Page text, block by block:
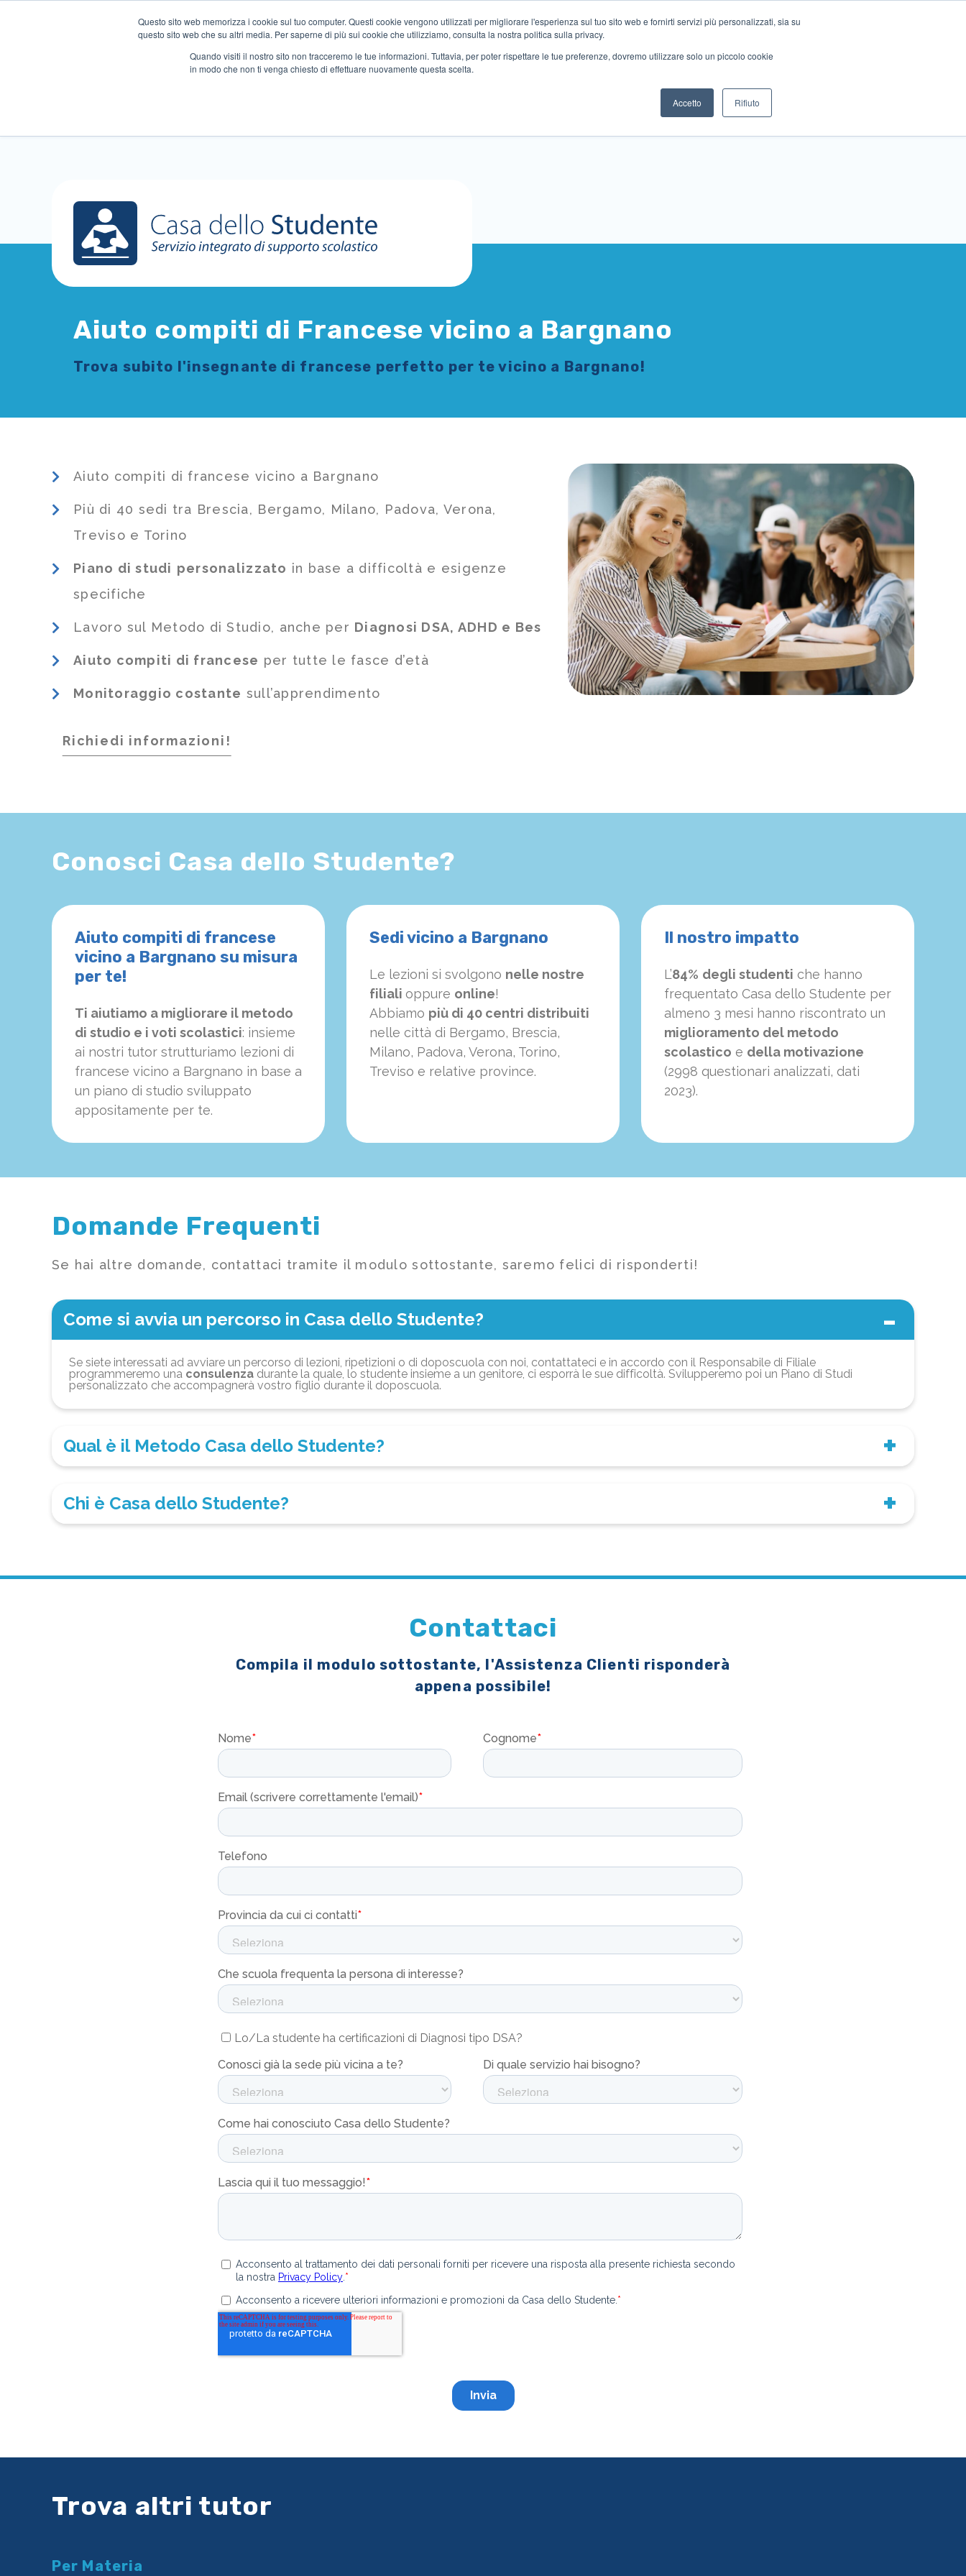
Questo sito web memorizza i cookie sul tuo computer. Questi cookie vengono utilizzati per migliorare l'esperienza sul tuo sito web e fornirti servizi più personalizzati, sia su
questo sito web che su altri media. Per saperne di più sui cookie che utilizziamo, consulta la nostra politica sulla privacy.
Quando visiti il ​​nostro sito non tracceremo le tue informazioni. Tuttavia, per poter rispettare le tue preferenze, dovremo utilizzare solo un piccolo cookie
in modo che non ti venga chiesto di effettuare nuovamente questa scelta.
Accetto Rifiuto
Aiuto compiti di Francese vicino a Bargnano
Trova subito l'insegnante di francese perfetto per te vicino a Bargnano!
Aiuto compiti di francese vicino a Bargnano
Più di 40 sedi tra Brescia, Bergamo, Milano, Padova, Verona,
Treviso e Torino
Piano di studi personalizzato in base a difficoltà e esigenze
specifiche
Lavoro sul Metodo di Studio, anche per Diagnosi DSA, ADHD e Bes
Aiuto compiti di francese per tutte le fasce d’età
Monitoraggio costante sull’apprendimento
Richiedi informazioni!
Conosci Casa dello Studente?
Aiuto compiti di francese
vicino a Bargnano su misura
per te!
Ti aiutiamo a migliorare il metodo
di studio e i voti scolastici: insieme
ai nostri tutor strutturiamo lezioni di
francese vicino a Bargnano in base a
un piano di studio sviluppato
appositamente per te.
Sedi vicino a Bargnano
Le lezioni si svolgono nelle nostre
filiali oppure online!
Abbiamo più di 40 centri distribuiti
nelle città di Bergamo, Brescia,
Milano, Padova, Verona, Torino,
Treviso e relative province.
Il nostro impatto
L’84% degli studenti che hanno
frequentato Casa dello Studente per
almeno 3 mesi hanno riscontrato un
miglioramento del metodo
scolastico e della motivazione
(2998 questionari analizzati, dati
2023).
Domande Frequenti
Se hai altre domande, contattaci tramite il modulo sottostante, saremo felici di risponderti!
Come si avvia un percorso in Casa dello Studente?
Se siete interessati ad avviare un percorso di lezioni, ripetizioni o di doposcuola con noi, contattateci e in accordo con il Responsabile di Filiale
programmeremo una consulenza durante la quale, lo studente insieme a un genitore, ci esporrà le sue difficoltà. Svilupperemo poi un Piano di Studi
personalizzato che accompagnerà vostro figlio durante il doposcuola.
Qual è il Metodo Casa dello Studente?
Chi è Casa dello Studente?
Contattaci
Compila il modulo sottostante, l'Assistenza Clienti risponderà
appena possibile!
Trova altri tutor
Per Materia